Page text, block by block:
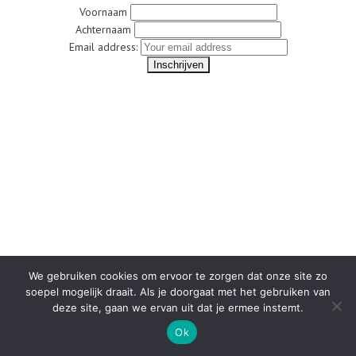
Voornaam
Achternaam
Email address:
We gebruiken cookies om ervoor te zorgen dat onze site zo
soepel mogelijk draait. Als je doorgaat met het gebruiken van
deze site, gaan we ervan uit dat je ermee instemt.
Ok